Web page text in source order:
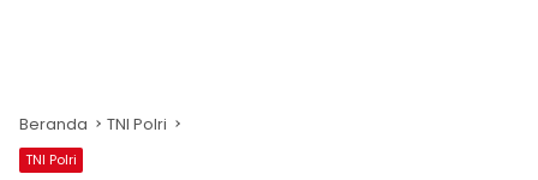
Beranda TNI Polri
TNI Polri